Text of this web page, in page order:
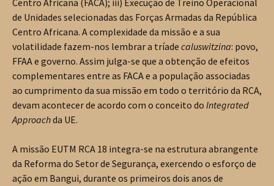
de Unidades selecionadas das Forças Armadas da República
Centro Africana. A complexidade da missão e a sua
volatilidade fazem-nos lembrar a tríade caluswitzina: povo,
FFAA e governo. Assim julga-se que a obtenção de efeitos
complementares entre as FACA e a população associadas
ao cumprimento da sua missão em todo o território da RCA,
devam acontecer de acordo com o conceito do Integrated
Approachda UE.
A missão EUTM RCA 18 integra-se na estrutura abrangente
da Reforma do Setor de Segurança, exercendo o esforço de
ação em Bangui, durante os primeiros dois anos de